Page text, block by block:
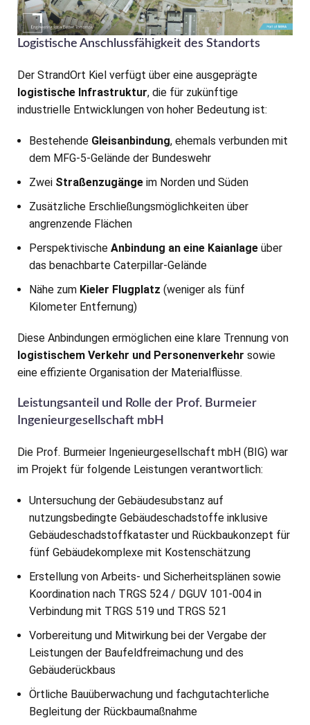
Logistische Anschlussfähigkeit des Standorts
Der StrandOrt Kiel verfügt über eine ausgeprägte
logistische Infrastruktur, die für zukünftige
industrielle Entwicklungen von hoher Bedeutung ist:
Bestehende Gleisanbindung, ehemals verbunden mit
dem MFG-5-Gelände der Bundeswehr
Zwei Straßenzugänge im Norden und Süden
Zusätzliche Erschließungsmöglichkeiten über
angrenzende Flächen
Perspektivische Anbindung an eine Kaianlage über
das benachbarte Caterpillar-Gelände
Nähe zum Kieler Flugplatz (weniger als fünf
Kilometer Entfernung)
Diese Anbindungen ermöglichen eine klare Trennung von
logistischem Verkehr und Personenverkehr sowie
eine effiziente Organisation der Materialflüsse.
Leistungsanteil und Rolle der Prof. Burmeier
Ingenieurgesellschaft mbH
Die Prof. Burmeier Ingenieurgesellschaft mbH (BIG) war
im Projekt für folgende Leistungen verantwortlich:
Untersuchung der Gebäudesubstanz auf
nutzungsbedingte Gebäudeschadstoffe inklusive
Gebäudeschadstoffkataster und Rückbaukonzept für
fünf Gebäudekomplexe mit Kostenschätzung
Erstellung von Arbeits- und Sicherheitsplänen sowie
Koordination nach TRGS 524 / DGUV 101-004 in
Verbindung mit TRGS 519 und TRGS 521
Vorbereitung und Mitwirkung bei der Vergabe der
Leistungen der Baufeldfreimachung und des
Gebäuderückbaus
Örtliche Bauüberwachung und fachgutachterliche
Begleitung der Rückbaumaßnahme